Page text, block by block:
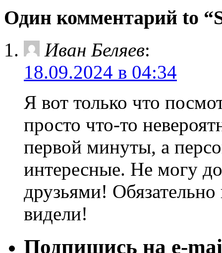
Один комментарий to
Иван Беляев:
18.09.2024 в 04:34
Я вот только что
просто что-то
первой минуты, а
интересные. Не могу
друзьями!
видели!
Подпишись на e-